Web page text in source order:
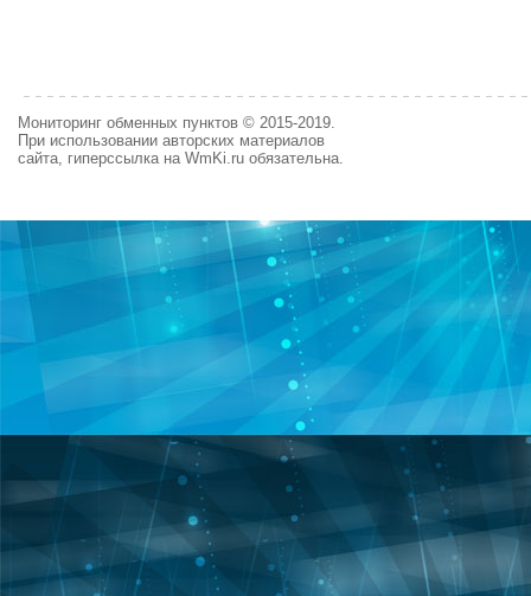
Мониторинг обменных пунктов © 2015-2019.
При использовании авторских материалов
сайта, гиперссылка на WmKi.ru обязательна.